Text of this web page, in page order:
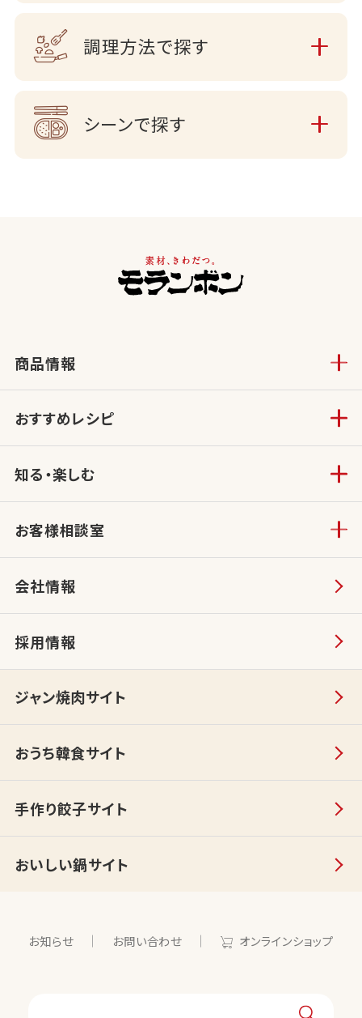
調理方法で探す
シーンで探す
商品情報
おすすめレシピ
知る・楽しむ
お客様相談室
会社情報
採用情報
ジャン焼肉サイト
おうち韓食サイト
手作り餃子サイト
おいしい鍋サイト
お知らせ お問い合わせ オンラインショップ